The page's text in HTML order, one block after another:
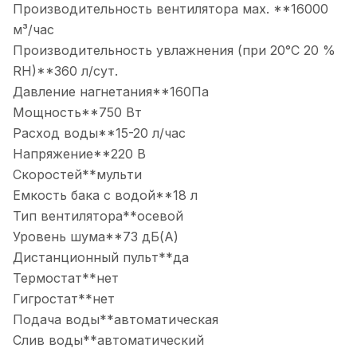
Производительность вентилятора мах. **16000
м³/час
Производительность увлажнения (при 20°С 20 %
RH)**360 л/сут.
Давление нагнетания**160Па
Мощность**750 Вт
Расход воды**15-20 л/час
Напряжение**220 В
Скоростей**мульти
Емкость бака с водой**18 л
Тип вентилятора**осевой
Уровень шума**73 дБ(А)
Дистанционный пульт**да
Термостат**нет
Гигростат**нет
Подача воды**автоматическая
Слив воды**автоматический